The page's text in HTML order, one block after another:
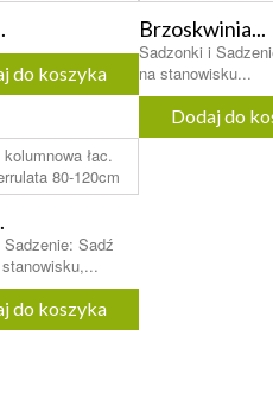
do koszyka
Brzoskwinia...
Sadzonki i
na stanowisku...
Dodaj do
Sadź
do koszyka